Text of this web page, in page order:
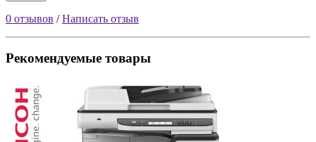
0 отзывов /Написать отзыв
Рекомендуемые товары